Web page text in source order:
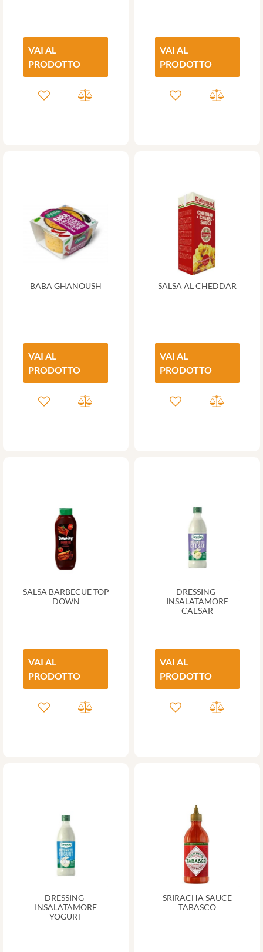
VAI AL
PRODOTTO
VAI AL
PRODOTTO
BABA GHANOUSH
VAI AL
PRODOTTO
SALSA AL CHEDDAR
VAI AL
PRODOTTO
SALSA BARBECUE TOP
DOWN
VAI AL
PRODOTTO
DRESSING-
INSALATAMORE
CAESAR
VAI AL
PRODOTTO
DRESSING-
INSALATAMORE
YOGURT
SRIRACHA SAUCE
TABASCO